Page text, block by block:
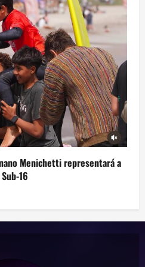
Menichetti representará a
16